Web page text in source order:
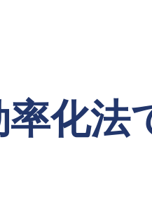
化法